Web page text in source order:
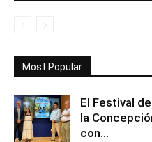
Most Popular
El Festival
la
con...